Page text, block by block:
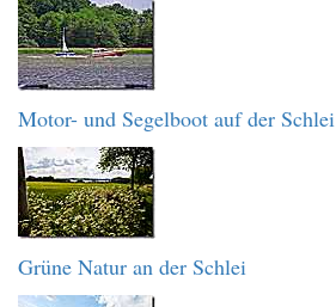
Motor- und Segelboot auf der Schlei
Grüne Natur an der Schlei